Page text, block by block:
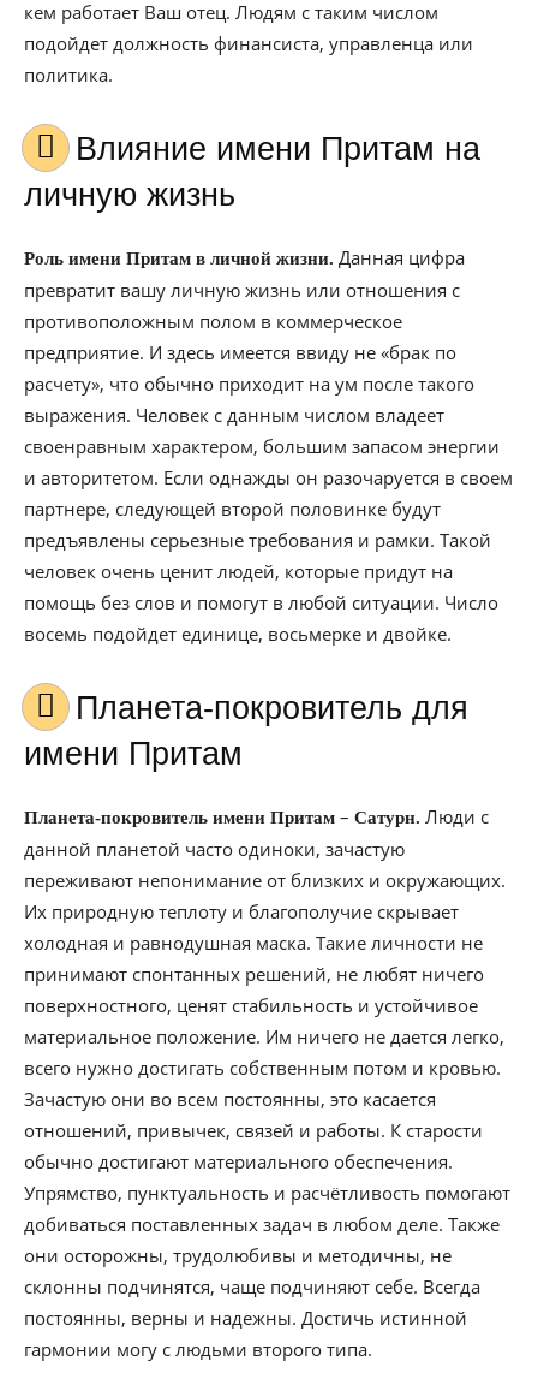
кем работает Ваш отец. Людям с таким числом
подойдет должность финансиста, управленца или
политика.
Влияние имени Притам на
личную жизнь
Роль имени Притам в личной жизни. Данная цифра
превратит вашу личную жизнь или отношения с
противоположным полом в коммерческое
предприятие. И здесь имеется ввиду не «брак по
расчету», что обычно приходит на ум после такого
выражения. Человек с данным числом владеет
своенравным характером, большим запасом энергии
и авторитетом. Если однажды он разочаруется в своем
партнере, следующей второй половинке будут
предъявлены серьезные требования и рамки. Такой
человек очень ценит людей, которые придут на
помощь без слов и помогут в любой ситуации. Число
восемь подойдет единице, восьмерке и двойке.
Планета-покровитель для
имени Притам
Планета-покровитель имени Притам – Сатурн. Люди с
данной планетой часто одиноки, зачастую
переживают непонимание от близких и окружающих.
Их природную теплоту и благополучие скрывает
холодная и равнодушная маска. Такие личности не
принимают спонтанных решений, не любят ничего
поверхностного, ценят стабильность и устойчивое
материальное положение. Им ничего не дается легко,
всего нужно достигать собственным потом и кровью.
Зачастую они во всем постоянны, это касается
отношений, привычек, связей и работы. К старости
обычно достигают материального обеспечения.
Упрямство, пунктуальность и расчётливость помогают
добиваться поставленных задач в любом деле. Также
они осторожны, трудолюбивы и методичны, не
склонны подчинятся, чаще подчиняют себе. Всегда
постоянны, верны и надежны. Достичь истинной
гармонии могу с людьми второго типа.